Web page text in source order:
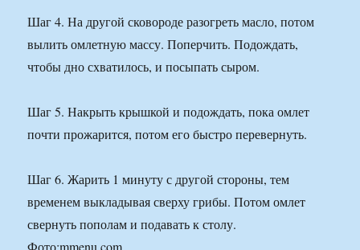
Шаг 4. На другой сковороде разогреть масло, потом
вылить омлетную массу. Поперчить. Подождать,
чтобы дно схватилось, и посыпать сыром.
Шаг 5. Накрыть крышкой и подождать, пока омлет
почти прожарится, потом его быстро перевернуть.
Шаг 6. Жарить 1 минуту с другой стороны, тем
временем выкладывая сверху грибы. Потом омлет
свернуть пополам и подавать к столу.